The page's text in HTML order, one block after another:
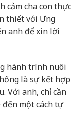
cảm cha con thực
thiết với Ưng
anh để xin lời
hành trình nuôi
là sự kết hợp
Với anh, chỉ cần
đến một cách tự